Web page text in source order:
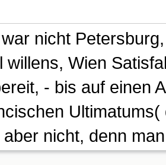
nicht
willens, Wien
- bis auf einen
nicht, denn